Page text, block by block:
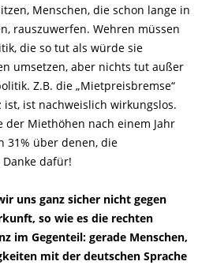
Menschen, die schon lange in
rauszuwerfen. Wehren müssen
die so tut als würde sie
umsetzen, aber nichts tut außer
Z.B. die „Mietpreisbremse“
ist, ist nachweislich wirkungslos.
der Miethöhen nach einem Jahr
31% über denen, die
dafür!
uns ganz sicher nicht gegen
so wie es die rechten
im Gegenteil: gerade Menschen,
mit der deutschen Sprache